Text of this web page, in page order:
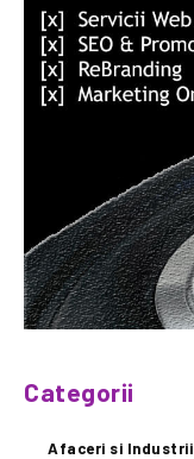
Categorii
Afaceri si Industrii